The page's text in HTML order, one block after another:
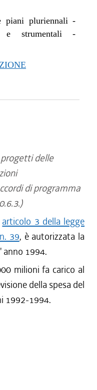
piani pluriennali -
e strumentali -
delle
di programma
articolo 3 della legge
39, è autorizzata la
anno 1994.
milioni fa carico al
della spesa del
1992-1994.